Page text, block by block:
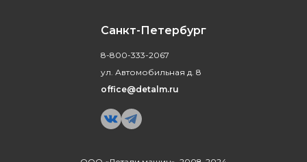
Санкт-Петербург
8-800-333-2067
ул. Автомобильная д. 8
office@detalm.ru